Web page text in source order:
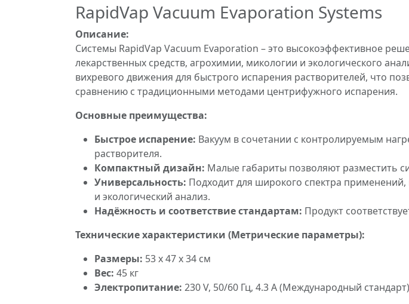
RapidVap Vacuum Evaporation Systems
Описание:
Системы RapidVap Vacuum Evaporation – это высокоэффективное
лекарственных средств, агрохимии, микологии и экологического
вихревого движения для быстрого испарения растворителей, что
сравнению с традиционными методами центрифужного испарения.
Основные преимущества:
Быстрое испарение: Вакуум в сочетании с контролируемым
растворителя.
Компактный дизайн: Малые габариты позволяют разместить
Универсальность: Подходит для широкого спектра
и экологический анализ.
Надёжность и соответствие стандартам: Продукт
Технические характеристики (Метрические параметры):
Размеры: 53 x 47 x 34 см
Вес: 45 кг
Электропитание: 230 V, 50/60 Гц, 4.3 А (Международный стандарт)